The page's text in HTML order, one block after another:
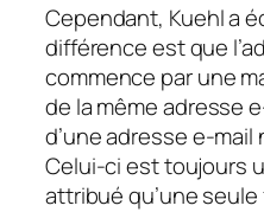
Cependant, Kuehl a
différence est que
commence par une
de la même adresse
d’une adresse e-mail
Celui-ci est toujours
attribué qu’une seule